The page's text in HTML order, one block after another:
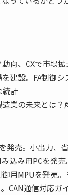
向、CXで市場拡
建設。FA制御
統計
業の未来とは
発売。小出力、
込み用PCを発
用MPUを発売
CAN通信対応ガ